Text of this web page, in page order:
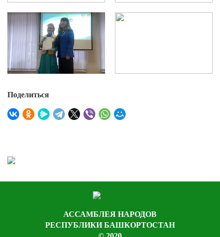
Поделиться
АССАМБЛЕЯ НАРОДОВ
РЕСПУБЛИКИ БАШКОРТОСТАН